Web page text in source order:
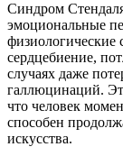
Синдром
эмоциональные
физиологические
сердцебиение,
случаях даже
галлюцинаций.
что человек
способен
искусства.